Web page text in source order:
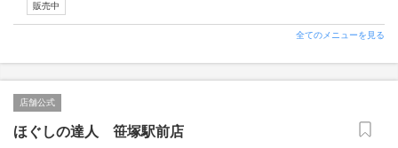
販売中
全てのメニューを見る
店舗公式
ほぐしの達人 笹塚駅前店